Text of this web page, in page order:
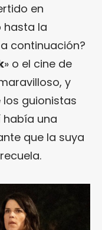
en
hasta la
continuación?
» o el cine de
y
guionistas
había una
que la suya